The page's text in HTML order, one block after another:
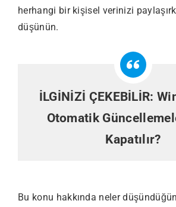
herhangi bir kişisel verinizi
düşünün.
İLGİNİZİ ÇEKEBİLİR:
Otomatik
Kapatılır?
Bu konu hakkında neler